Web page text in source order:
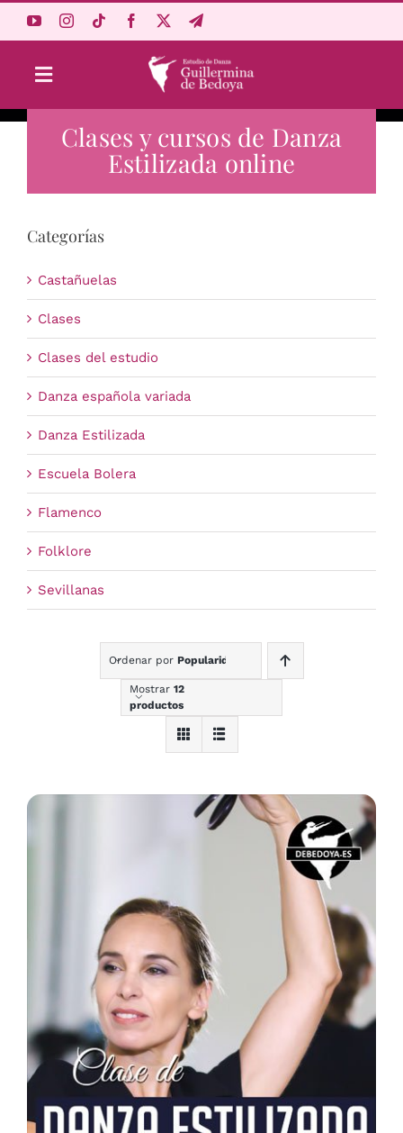
Toggle
Navigation
Aprende Online
Estudio
Carrito
Clases y cursos de Danza
Estilizada online
Categorías
Castañuelas
Clases
Clases del estudio
Danza española variada
Danza Estilizada
Escuela Bolera
Flamenco
Folklore
Sevillanas
Ordenar por Popularidad
Mostrar 12
productos